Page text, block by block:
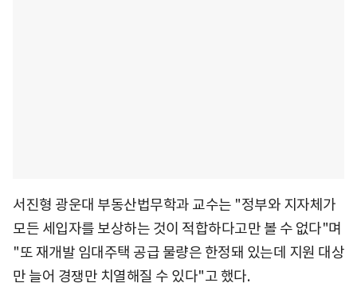
서진형 광운대 부동산법무학과 교수는 "정부와 지자체가
모든 세입자를 보상하는 것이 적합하다고만 볼 수 없다"며
"또 재개발 임대주택 공급 물량은 한정돼 있는데 지원 대상
만 늘어 경쟁만 치열해질 수 있다"고 했다.